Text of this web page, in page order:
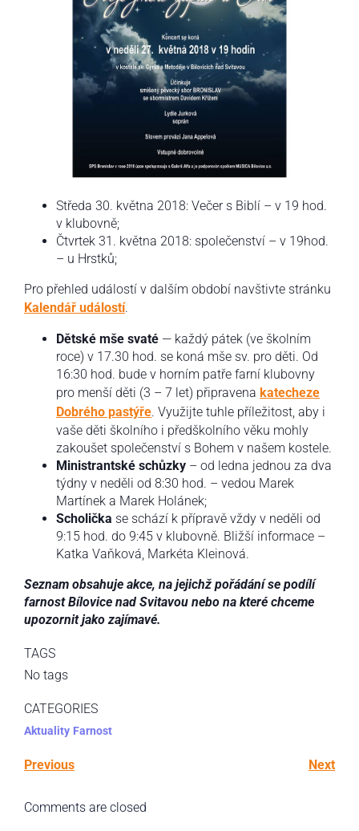
Středa 30. května 2018: Večer s Biblí – v 19 hod.
v klubovně;
Čtvrtek 31. května 2018: společenství – v 19hod.
– u Hrstků;
Pro přehled událostí v dalším období navštivte stránku
Kalendář událostí.
Dětské mše svaté — každý pátek (ve školním
roce) v 17.30 hod. se koná mše sv. pro děti. Od
16:30 hod. bude v horním patře farní klubovny
pro menší děti (3 – 7 let) připravena katecheze
Dobrého pastýře. Využijte tuhle příležitost, aby i
vaše děti školního i předškolního věku mohly
zakoušet společenství s Bohem v našem kostele.
Ministrantské schůzky – od ledna jednou za dva
týdny v neděli od 8:30 hod. – vedou Marek
Martínek a Marek Holánek;
Scholička se schází k přípravě vždy v neděli od
9:15 hod. do 9:45 v klubovně. Bližší informace –
Katka Vaňková, Markéta Kleinová.
Seznam obsahuje akce, na jejichž pořádání se podílí
farnost Bílovice nad Svitavou nebo na které chceme
upozornit jako zajímavé.
TAGS
No tags
CATEGORIES
Aktuality Farnost
Previous Next
Comments are closed